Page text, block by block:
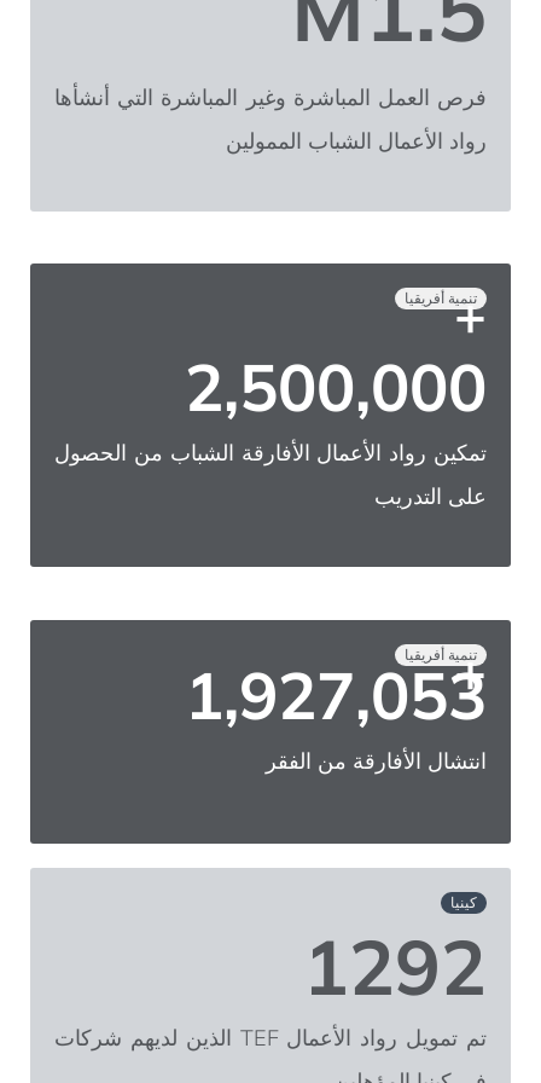
فرص العمل المباشرة وغير المباشرة التي أنشأها
رواد الأعمال الشباب الممولين
تنمية أفريقيا
+
2,500,000
تمكين رواد الأعمال الأفارقة الشباب من الحصول
على التدريب
تنمية أفريقيا
+
2,000,000
انتشال الأفارقة من الفقر
كينيا
1292
تم تمويل رواد الأعمال TEF الذين لديهم شركات